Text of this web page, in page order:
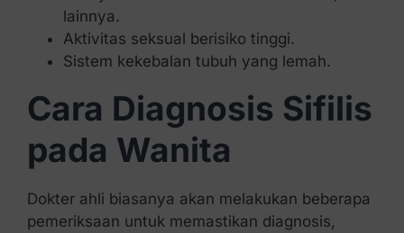
lainnya.
Aktivitas seksual berisiko tinggi.
Sistem kekebalan tubuh yang lemah.
Cara Diagnosis Sifilis
pada Wanita
Dokter ahli biasanya akan melakukan beberapa
pemeriksaan untuk memastikan diagnosis,